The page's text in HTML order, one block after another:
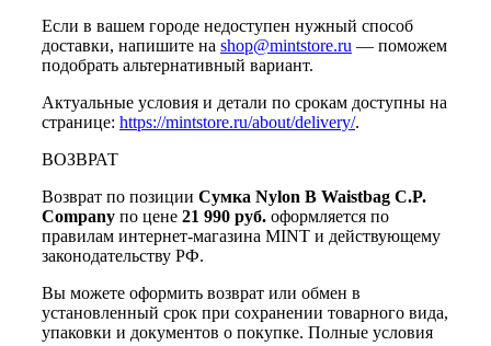
Если в вашем городе недоступен нужный способ
доставки, напишите на shop@mintstore.ru — поможем
подобрать альтернативный вариант.
Актуальные условия и детали по срокам доступны на
странице: https://mintstore.ru/about/delivery/.
ВОЗВРАТ
Возврат по позиции Сумка Nylon B Waistbag C.P.
Company по цене 21 990 руб. оформляется по
правилам интернет-магазина MINT и действующему
законодательству РФ.
Вы можете оформить возврат или обмен в
установленный срок при сохранении товарного вида,
упаковки и документов о покупке. Полные условия